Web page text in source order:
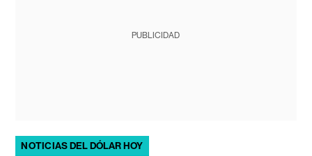
PUBLICIDAD
NOTICIAS DEL DÓLAR HOY